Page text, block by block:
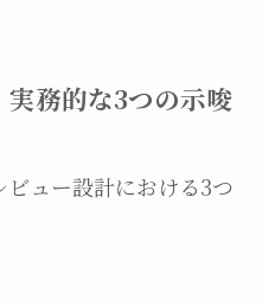
務的な3つの示唆
ュー設計における3つ